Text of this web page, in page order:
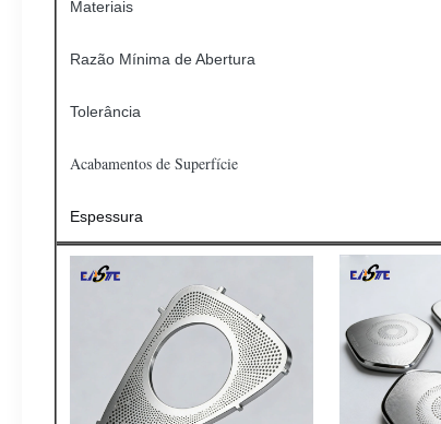
Materiais
Razão Mínima de Abertura
Tolerância
Acabamentos de Superfície
Espessura